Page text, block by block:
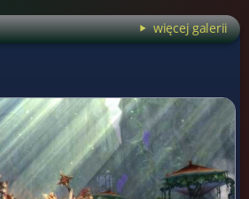
więcej galerii